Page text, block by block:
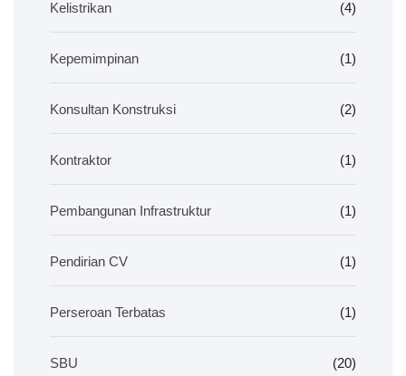
Kelistrikan (4)
Kepemimpinan (1)
Konsultan Konstruksi (2)
Kontraktor (1)
Pembangunan Infrastruktur (1)
Pendirian CV (1)
Perseroan Terbatas (1)
SBU (20)